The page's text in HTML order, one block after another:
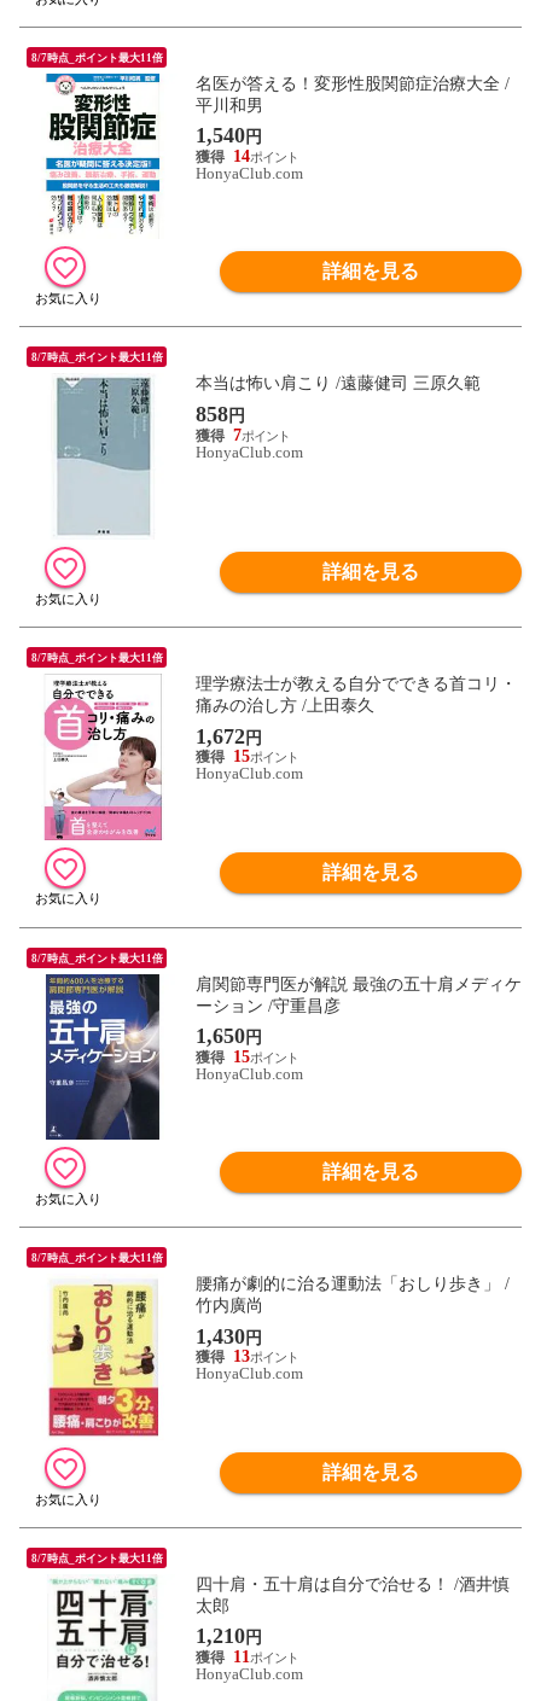
8/7時点_ポイント最大11倍
名医が答える！変形性股関節症治療大全 /
平川和男
1,540円
14
HonyaClub.com
詳細を見る
8/7時点_ポイント最大11倍
本当は怖い肩こり /遠藤健司 三原久範
858円
7
HonyaClub.com
詳細を見る
8/7時点_ポイント最大11倍
理学療法士が教える自分でできる首コリ・
痛みの治し方 /上田泰久
1,672円
15
HonyaClub.com
詳細を見る
8/7時点_ポイント最大11倍
肩関節専門医が解説 最強の五十肩メディケ
ーション /守重昌彦
1,650円
15
HonyaClub.com
詳細を見る
8/7時点_ポイント最大11倍
腰痛が劇的に治る運動法「おしり歩き」 /
竹内廣尚
1,430円
13
HonyaClub.com
詳細を見る
8/7時点_ポイント最大11倍
四十肩・五十肩は自分で治せる！ /酒井慎
太郎
1,210円
11
HonyaClub.com